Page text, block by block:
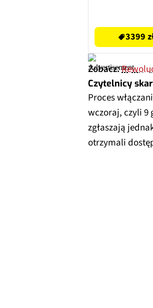
3399
Zobacz:
Czytelnicy
Proces
wczoraj, czyli 9
zgłaszają
otrzymali